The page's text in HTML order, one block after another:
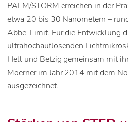
PALM/STORM erreichen in der
etwa 20 bis 30 Nanometern –
Abbe-Limit. Für die Entwicklung
ultrahochauflösenden
Hell und Betzig gemeinsam mit
Moerner im Jahr 2014 mit dem
ausgezeichnet.